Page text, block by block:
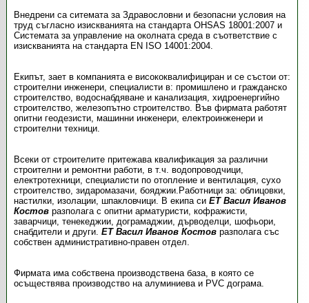
Внедрени са ситемата за Здравословни и безопасни условия на
труд съгласно изискванията на стандарта OHSAS 18001:2007 и
Системата за управление на околната среда в съответствие с
изискванията на стандарта EN ISO 14001:2004.
Екипът, зает в компанията е висококвалифициран и се състои от:
строителни инженери, специалисти в: промишлено и гражданско
строителство, водоснабдяване и канализация, хидроенергийно
строителство, железопътно строителство. Във фирмата работят
опитни геодезисти, машинни инженери, електроинженери и
строителни техници.
Всеки от строителите притежава квалификация за различни
строителни и ремонтни работи, в т.ч. водопроводчици,
електротехници, специалисти по отопление и вентилация, сухо
строителство, зидаромазачи, бояджии.Работници за: облицовки,
настилки, изолации, шпакловчици. В екипа си ЕТ Васил Иванов
Костовразполага с опитни арматуристи, кофражисти,
заварчици, тенекеджии, дограмаджии, дърводелци, шофьори,
снабдители и други. ЕТ Васил Иванов Костовразполага със
собствен административно-правен отдел.
Фирмата има собствена производствена база, в която се
осъществява производство на алуминиева и PVC дограма.